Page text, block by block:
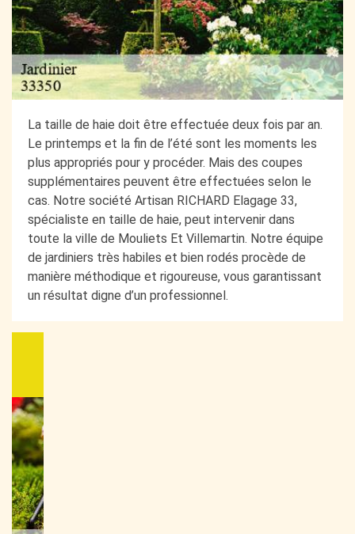
La taille de haie doit être effectuée deux fois par an.
Le printemps et la fin de l’été sont les moments les
plus appropriés pour y procéder. Mais des coupes
supplémentaires peuvent être effectuées selon le
cas. Notre société Artisan RICHARD Elagage 33,
spécialiste en taille de haie, peut intervenir dans
toute la ville de Mouliets Et Villemartin. Notre équipe
de jardiniers très habiles et bien rodés procède de
manière méthodique et rigoureuse, vous garantissant
un résultat digne d’un professionnel.